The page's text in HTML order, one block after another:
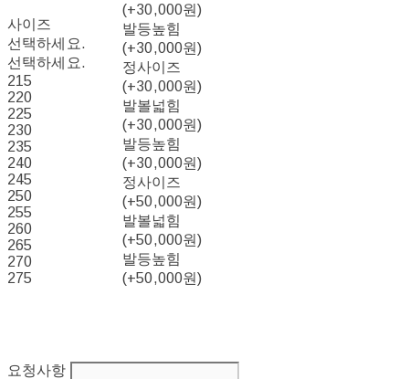
사이즈
선택하세요.
선택하세요.
215
220
225
230
235
240
245
250
255
260
265
270
275
(+30,000원)
발등높힘
(+30,000원)
정사이즈
(+30,000원)
발볼넓힘
(+30,000원)
발등높힘
(+30,000원)
정사이즈
(+50,000원)
발볼넓힘
(+50,000원)
발등높힘
(+50,000원)
요청사항